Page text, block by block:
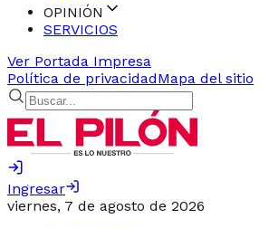
OPINIÓN
SERVICIOS
Ver Portada Impresa
Política de privacidadMapa del sitio
Ingresar
viernes, 7 de agosto de 2026